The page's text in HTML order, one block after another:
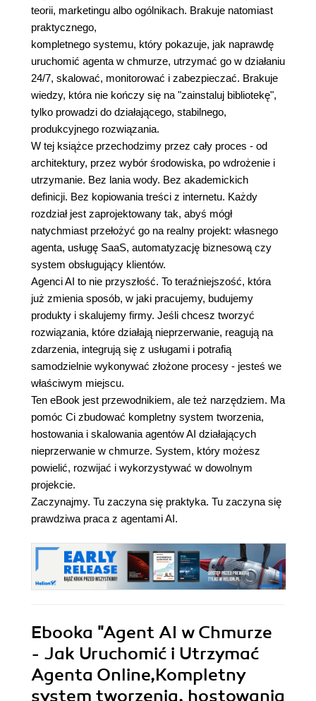
teorii, marketingu albo ogólnikach. Brakuje natomiast
praktycznego,
kompletnego systemu, który pokazuje, jak naprawdę
uruchomić agenta w chmurze, utrzymać go w działaniu
24/7, skalować, monitorować i zabezpieczać. Brakuje
wiedzy, która nie kończy się na "zainstaluj bibliotekę",
tylko prowadzi do działającego, stabilnego,
produkcyjnego rozwiązania.
W tej książce przechodzimy przez cały proces - od
architektury, przez wybór środowiska, po wdrożenie i
utrzymanie. Bez lania wody. Bez akademickich
definicji. Bez kopiowania treści z internetu. Każdy
rozdział jest zaprojektowany tak, abyś mógł
natychmiast przełożyć go na realny projekt: własnego
agenta, usługę SaaS, automatyzację biznesową czy
system obsługujący klientów.
Agenci AI to nie przyszłość. To teraźniejszość, która
już zmienia sposób, w jaki pracujemy, budujemy
produkty i skalujemy firmy. Jeśli chcesz tworzyć
rozwiązania, które działają nieprzerwanie, reagują na
zdarzenia, integrują się z usługami i potrafią
samodzielnie wykonywać złożone procesy - jesteś we
właściwym miejscu.
Ten eBook jest przewodnikiem, ale też narzędziem. Ma
pomóc Ci zbudować kompletny system tworzenia,
hostowania i skalowania agentów AI działających
nieprzerwanie w chmurze. System, który możesz
powielić, rozwijać i wykorzystywać w dowolnym
projekcie.
Zaczynajmy. Tu zaczyna się praktyka. Tu zaczyna się
prawdziwa praca z agentami AI.
Ebooka "Agent AI w Chmurze
- Jak Uruchomić i Utrzymać
Agenta Online,Kompletny
system tworzenia, hostowania